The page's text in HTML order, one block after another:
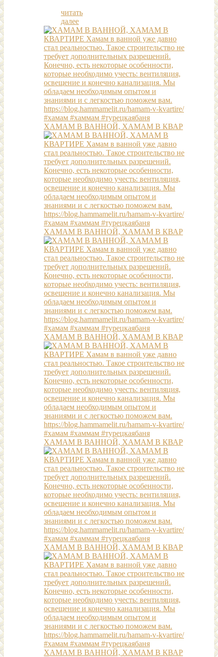
читать
далее
ХАМАМ В ВАННОЙ, ХАМАМ В КВАР
ХАМАМ В ВАННОЙ, ХАМАМ В КВАР
ХАМАМ В ВАННОЙ, ХАМАМ В КВАР
ХАМАМ В ВАННОЙ, ХАМАМ В КВАР
ХАМАМ В ВАННОЙ, ХАМАМ В КВАР
ХАМАМ В ВАННОЙ, ХАМАМ В КВАР